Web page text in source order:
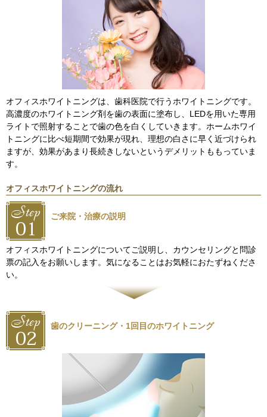
オフィスホワイトニングは、歯科医院で行うホワイトニングです。
高濃度のホワイトニング剤を歯の表面に塗布し、LEDを用いた専用
ライトで照射することで歯の色を白くしていきます。ホームホワイ
トニングに比べ短期間で効果が現れ、理想の白さに早く近づけられ
ますが、効果があまり長続きしないというデメリットももっていま
す。
オフィスホワイトニングの流れ
ご来院・治療の説明
オフィスホワイトニングについてご説明し、カウンセリングと問診
票の記入をお願いします。気になることはお気軽におたずねくださ
い。
歯のクリーニング・1回目のホワイトニング